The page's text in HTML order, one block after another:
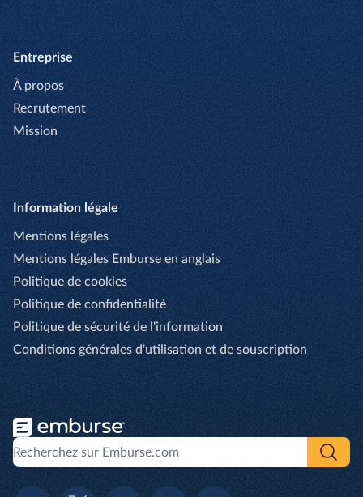
Entreprise
À propos
Recrutement
Mission
Information légale
Mentions légales
Mentions légales Emburse en anglais
Politique de cookies
Politique de confidentialité
Politique de sécurité de l'information
Conditions générales d'utilisation et de souscription